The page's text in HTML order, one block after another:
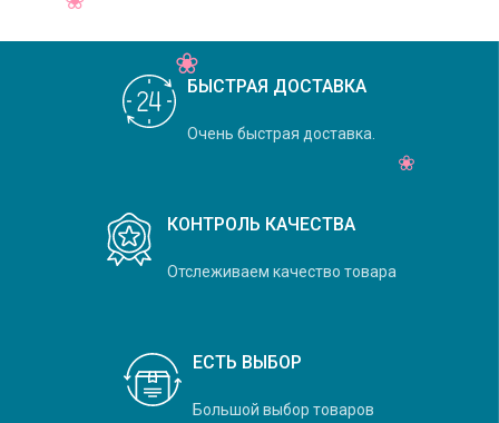
БЫСТРАЯ ДОСТАВКА
Очень быстрая доставка.
КОНТРОЛЬ КАЧЕСТВА
Отслеживаем качество товара
ЕСТЬ ВЫБОР
Большой выбор товаров